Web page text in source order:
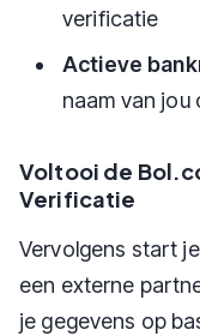
verificatie
Actieve
naam van jou
Voltooi de
Verificatie
Vervolgens start
een externe
je gegevens op